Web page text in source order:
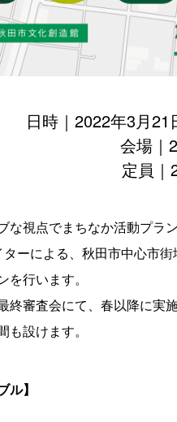
日時｜2022年3月
会場｜
定員｜
な視点でまちなか活動プラ
ーによる、秋田市中心市
を行います。
終審査会にて、春以降に実
も設けます。
ル】